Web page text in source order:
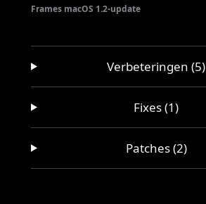
Frames macOS 1.2-update
Verbeteringen (5)
Fixes (1)
Patches (2)